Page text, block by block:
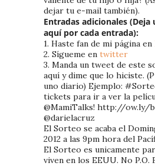
dejar tu e-mail también).
Entradas adicionales
aquí por cada entrada):
1. Haste fan de mi página en
2. Sígueme en twitter
3. Manda un tweet de este
aquí y dime que lo hiciste.
uno diario) Ejemplo:
tickets para ir a ver la
@MamiTalks! http://ow.ly/
@darielacruz
El Sorteo se acaba el
2012 a las 9pm hora del
El Sorteo es unicamente
viven en los EEUU. No P.O.